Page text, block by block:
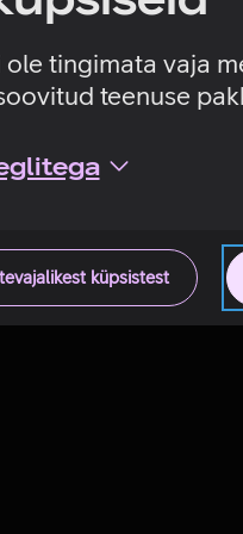
tingimata vaja
teenuse
küpsistest